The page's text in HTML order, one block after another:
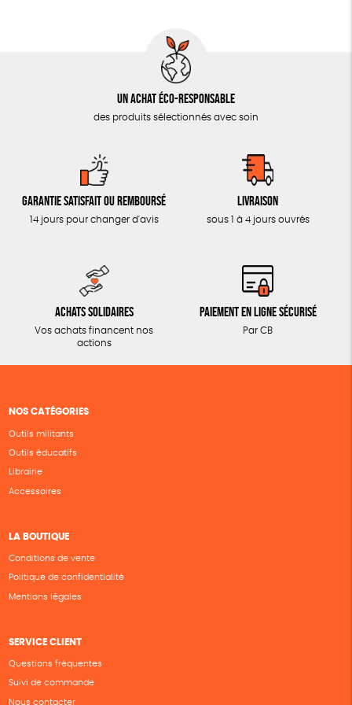
CUISINE / NUTRITION
ACCESSOIRES
Un achat éco-responsable
des produits sélectionnés avec soin
Garantie satisfait ou remboursé
14 jours pour changer d'avis
Livraison
sous 1 à 4 jours ouvrés
Achats solidaires
Vos achats financent nos
actions
Paiement en ligne sécurisé
Par CB
NOS CATÉGORIES
Outils militants
Outils éducatifs
Librairie
Accessoires
LA BOUTIQUE
Conditions de vente
Politique de confidentialité
Mentions légales
SERVICE CLIENT
Questions fréquentes
Suivi de commande
Nous contacter